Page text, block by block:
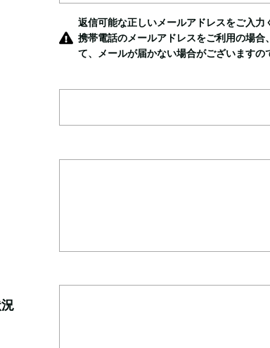
返信可能な正しいメールアドレスをご入力
携帯電話のメールアドレスをご利用の場
て、メールが届かない場合がございますの